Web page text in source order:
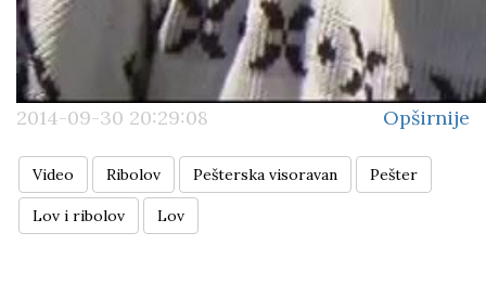
2014-09-30 20:29:08 Opširnije
Video Ribolov Pešterska visoravan Pešter
Lov i ribolov Lov